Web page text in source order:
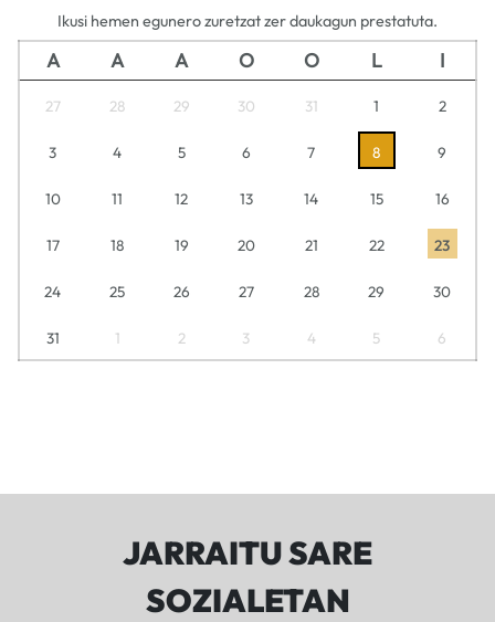
Ikusi hemen egunero zuretzat zer daukagun prestatuta.
A A A O O L I
27 28 29 30 31 1 2
3 4 5 6 7 8 9
10 11 12 13 14 15 16
17 18 19 20 21 22 23
24 25 26 27 28 29 30
31 1 2 3 4 5 6
JARRAITU SARE
SOZIALETAN